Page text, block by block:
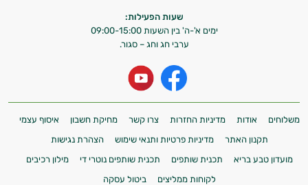
שעות הפעילות:
ימים א'-ה' בין השעות 09:00-15:00
ערבי חג וחג – סגור.
משלוחים אודות מדיניות החזרות צרו קשר מחיקת חשבון
איסוף עצמי
תקנון האתר
מדיניות פרטיות ותנאי שימוש
הצהרת נגישות
מועדון טבע בריא
תכנית שותפים תכנית שותפים נוטרי די
מילון רכיבים
לקוחות ממליצים
ביטול עסקה